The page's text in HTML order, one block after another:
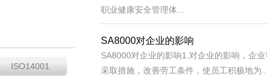
职业健康安全管理体...
SA8000对企业的影响
SA8000对企业的影响1.对企业的影响，企
采取措施，改善劳工条件，使员工积极地为...
ISO14001